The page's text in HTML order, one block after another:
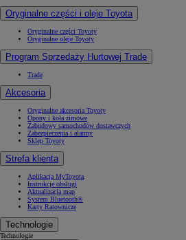
Oryginalne części i oleje Toyota
Oryginalne części Toyoty
Oryginalne oleje Toyoty
Program Sprzedaży Hurtowej Trade
Trade
Akcesoria
Oryginalne akcesoria Toyoty
Opony i koła zimowe
Zabudowy samochodów dostawczych
Zabezpieczenia i alarmy
Sklep Toyoty
Strefa klienta
Aplikacja MyToyota
Instrukcje obsługi
Aktualizacja map
System Bluetooth®
Karty Ratownicze
Technologie
Technologie